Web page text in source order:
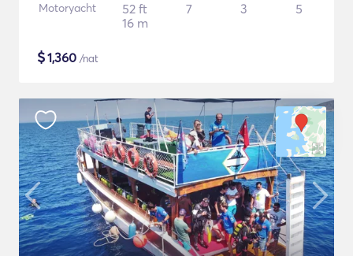
Motoryacht
52 ft
16 m
7 3 5
$1,360 /nat